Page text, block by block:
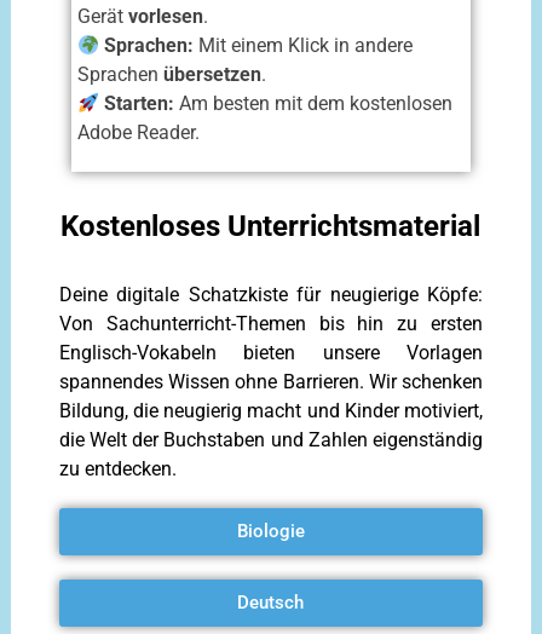
Gerät vorlesen.
Sprachen: Mit einem Klick in andere
Sprachen übersetzen.
Starten: Am besten mit dem kostenlosen
Adobe Reader.
Kostenloses Unterrichtsmaterial
Deine digitale Schatzkiste für neugierige Köpfe:
Von Sachunterricht-Themen bis hin zu ersten
Englisch-Vokabeln bieten unsere Vorlagen
spannendes Wissen ohne Barrieren. Wir schenken
Bildung, die neugierig macht und Kinder motiviert,
die Welt der Buchstaben und Zahlen eigenständig
zu entdecken.
Biologie
Deutsch